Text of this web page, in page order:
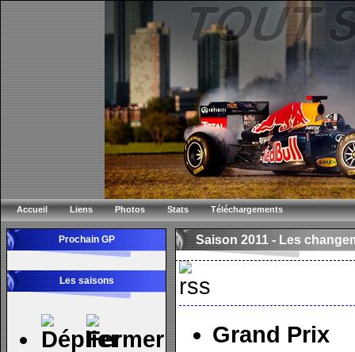
Accueil Liens Photos Stats Téléchargements
Prochain GP
Les saisons
Saison 2011 - Les
Grand Prix